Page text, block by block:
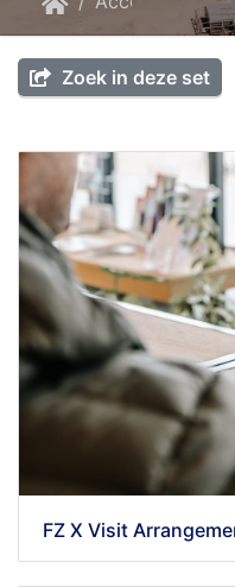
Zoek in deze set
FZ X Visit